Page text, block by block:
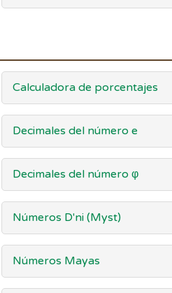
Calculadora de porcentajes
Decimales del número e
Decimales del número φ
Números D'ni (Myst)
Números Mayas